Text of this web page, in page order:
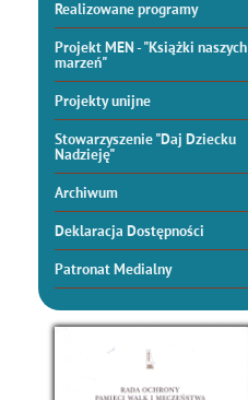
Realizowane programy
Projekt MEN - "Książki naszych
marzeń"
Projekty unijne
Stowarzyszenie "Daj Dziecku
Nadzieję"
Archiwum
Deklaracja Dostępności
Patronat Medialny